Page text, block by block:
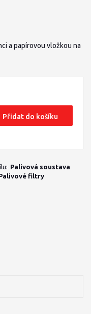
a papírovou vložkou na
Přidat do košíku
Palivová soustava
filtry